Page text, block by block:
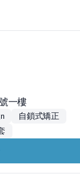
一樓
自鎖式矯正